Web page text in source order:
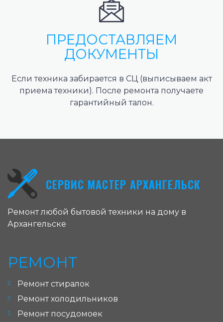
ПРЕДОСТАВЛЯЕМ
ДОКУМЕНТЫ
Если техника забирается в СЦ (выписываем акт
приема техники). После ремонта получаете
гарантийный талон.
СЕРВИС МАСТЕР АРХАНГЕЛЬСК
Ремонт любой бытовой техники на дому в
Архангельске
РЕМОНТ
Ремонт стиралок
Ремонт холодильников
Ремонт посудомоек